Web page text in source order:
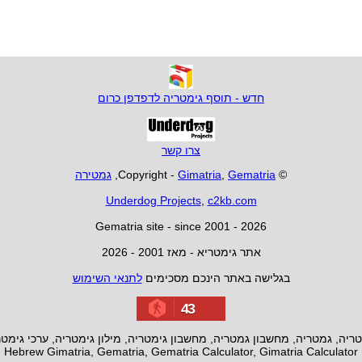
חדש - תוסף גימטריה לדפדפן כרום
צרו קשר
© Copyright -
Gimatria, Gematria
, גמטירה
Underdog Projects, c2kb.com
Gematria site - since 2001 - 2026
אתר גימטריא - מאז 2001 - 2026
בגלישה באתר הינכם מסכימיםלתנאי השימוש
43
גמטריה, מחשבון גמטריה, מחשבון גימטריה, מילון גימטריה, ערכי
Hebrew Gimatria, Gematria, Gematria Calculator, Gimatria Calculator